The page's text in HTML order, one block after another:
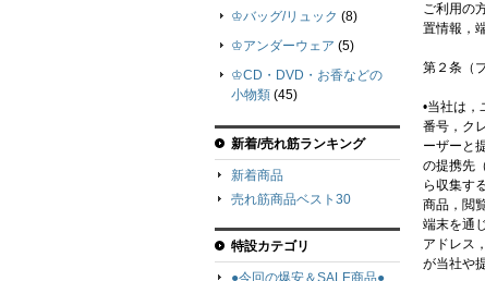
ご利用の
置情報，
第２条（
•当社は
番号，ク
ーザーと
の提携先
ら収集す
商品，閲
端末を通
アドレス
が当社や
♔バッグ/リュック (8)
♔アンダーウェア (5)
♔CD・DVD・お香などの
小物類 (45)
新着/売れ筋ランキング
新着商品
売れ筋商品ベスト30
特設カテゴリ